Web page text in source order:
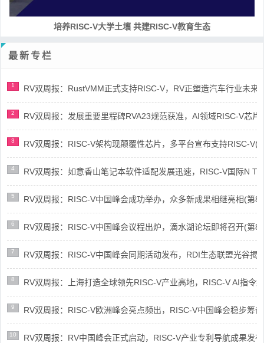
培养RISC-V大学土壤 共建RISC-V教育生态
最新专栏
1 RV双周报：RustVMM正式支持RISC-V，RV正塑造汽车行业未来
2 RV双周报：发展重要里程碑RVA23规范获准，AI领域RISC-V芯
3 RV双周报：RISC-V架构现颠覆性芯片，多平台宣布支持RISC-V(
4 RV双周报：如意香山笔记本软件适配发展迅速，RISC-V国际N
5 RV双周报：RISC-V中国峰会成功举办，众多新成果相继亮相(第
6 RV双周报：RISC-V中国峰会议程出炉，滴水湖论坛即将召开(第
7 RV双周报：RISC-V中国峰会同期活动发布，RDI生态联盟光谷揭
8 RV双周报：上海打造全球领先RISC-V产业高地，RISC-V AI指令
9 RV双周报：RISC-V欧洲峰会亮点频出，RISC-V中国峰会稳步筹
10 RV双周报：RV中国峰会正式启动，RISC-V产业专利导航成果发